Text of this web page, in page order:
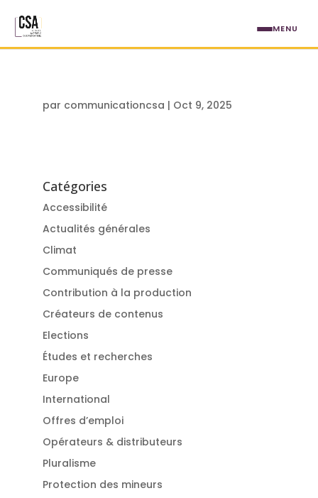
par communicationcsa | Oct 9, 2025
Catégories
Accessibilité
Actualités générales
Climat
Communiqués de presse
Contribution à la production
Créateurs de contenus
Elections
Études et recherches
Europe
International
Offres d’emploi
Opérateurs & distributeurs
Pluralisme
Protection des mineurs
MENU